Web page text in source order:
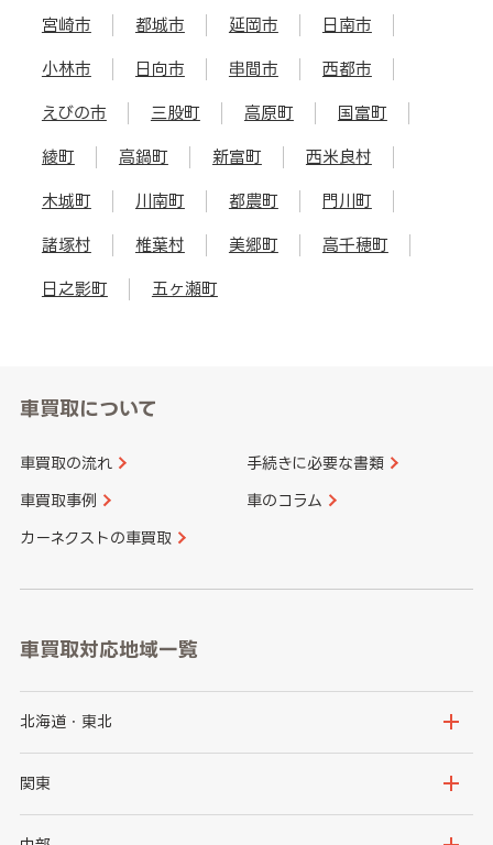
宮崎市 都城市 延岡市 日南市
小林市 日向市 串間市 西都市
えびの市 三股町 高原町 国富町
綾町 高鍋町 新富町 西米良村
木城町 川南町 都農町 門川町
諸塚村 椎葉村 美郷町 高千穂町
日之影町 五ヶ瀬町
車買取について
車買取の流れ 手続きに必要な書類
車買取事例 車のコラム
カーネクストの車買取
車買取対応地域一覧
北海道・東北
北海道
岩手県
関東